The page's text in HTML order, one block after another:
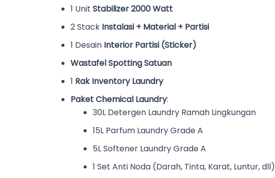
1 Unit Stabilizer 2000 Watt
2 Stack Instalasi + Material + Partisi
1 Desain Interior Partisi (Sticker)
Wastafel Spotting Satuan
1 Rak Inventory Laundry
Paket Chemical Laundry:
30L Detergen Laundry Ramah Lingkungan
15L Parfum Laundry Grade A
5L Softener Laundry Grade A
1 Set Anti Noda (Darah, Tinta, Karat, Luntur, dll)